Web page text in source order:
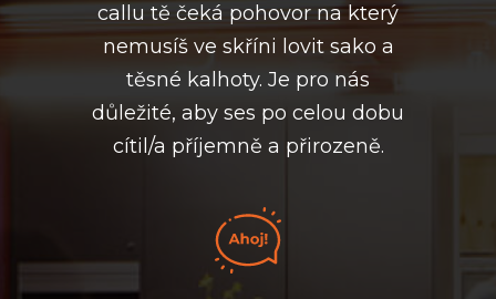
callu tě čeká pohovor na který
nemusíš ve skříni lovit sako a
těsné kalhoty. Je pro nás
důležité, aby ses po celou dobu
cítil/a příjemně a přirozeně.